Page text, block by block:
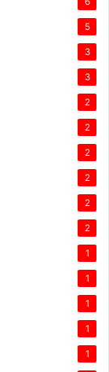
5
3
3
2
2
2
2
2
2
1
1
1
1
1